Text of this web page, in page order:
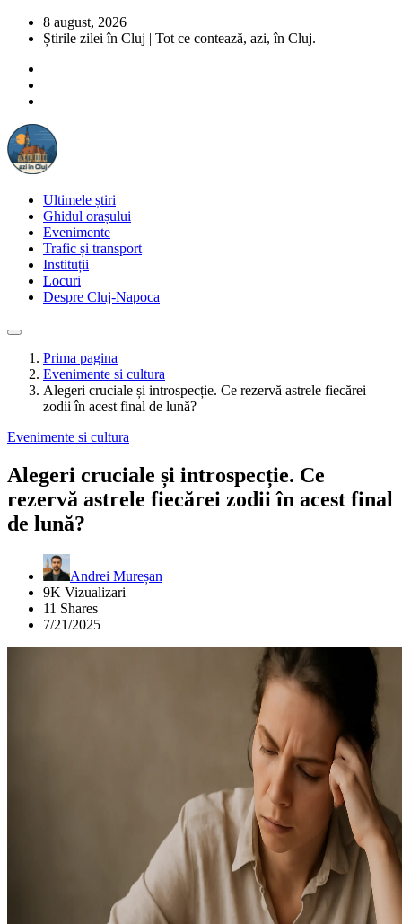
8 august, 2026
Știrile zilei în Cluj | Tot ce contează, azi, în Cluj.
Ultimele știri
Ghidul orașului
Evenimente
Trafic și transport
Instituții
Locuri
Despre Cluj-Napoca
Prima pagina
Evenimente si cultura
Alegeri cruciale și introspecție. Ce rezervă astrele fiecărei
zodii în acest final de lună?
Evenimente si cultura
Alegeri cruciale și introspecție. Ce
rezervă astrele fiecărei zodii în acest final
de lună?
Andrei Mureșan
9K Vizualizari
11 Shares
7/21/2025